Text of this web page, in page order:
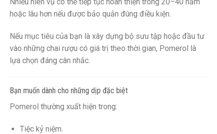
Nhiều niên vụ có thể tiếp tục hoàn thiện trong 20–40 năm
hoặc lâu hơn nếu được bảo quản đúng điều kiện.
Nếu mục tiêu của bạn là xây dựng bộ sưu tập hoặc đầu tư
vào những chai rượu có giá trị theo thời gian, Pomerol là
lựa chọn đáng cân nhắc.
Bạn muốn dành cho những dịp đặc biệt
Pomerol thường xuất hiện trong:
Tiệc kỷ niệm.